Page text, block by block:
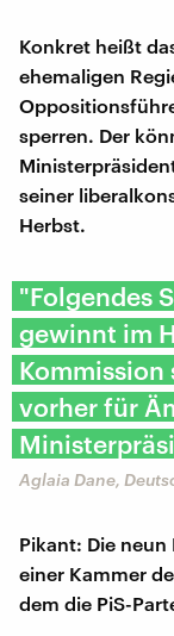
Konkret heißt
ehemaligen
sperren. Der
seiner
Herbst.
"Folgendes
gewinnt im
Kommission
vorher für
Aglaia Dane,
Pikant: Die
einer Kammer
dem die PiS-